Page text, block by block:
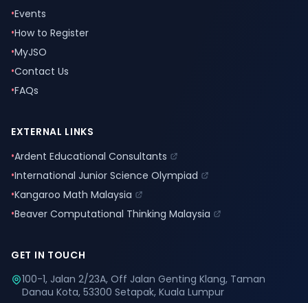
•Events
•How to Register
•MyJSO
•Contact Us
•FAQs
EXTERNAL LINKS
•Ardent Educational Consultants
•International Junior Science Olympiad
•Kangaroo Math Malaysia
•Beaver Computational Thinking Malaysia
GET IN TOUCH
100-1, Jalan 2/23A, Off Jalan Genting Klang, Taman
Danau Kota, 53300 Setapak, Kuala Lumpur